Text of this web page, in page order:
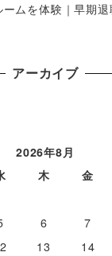
ムを体験｜早期
アーカイブ
2026年8月
木 金
6 7
13 14